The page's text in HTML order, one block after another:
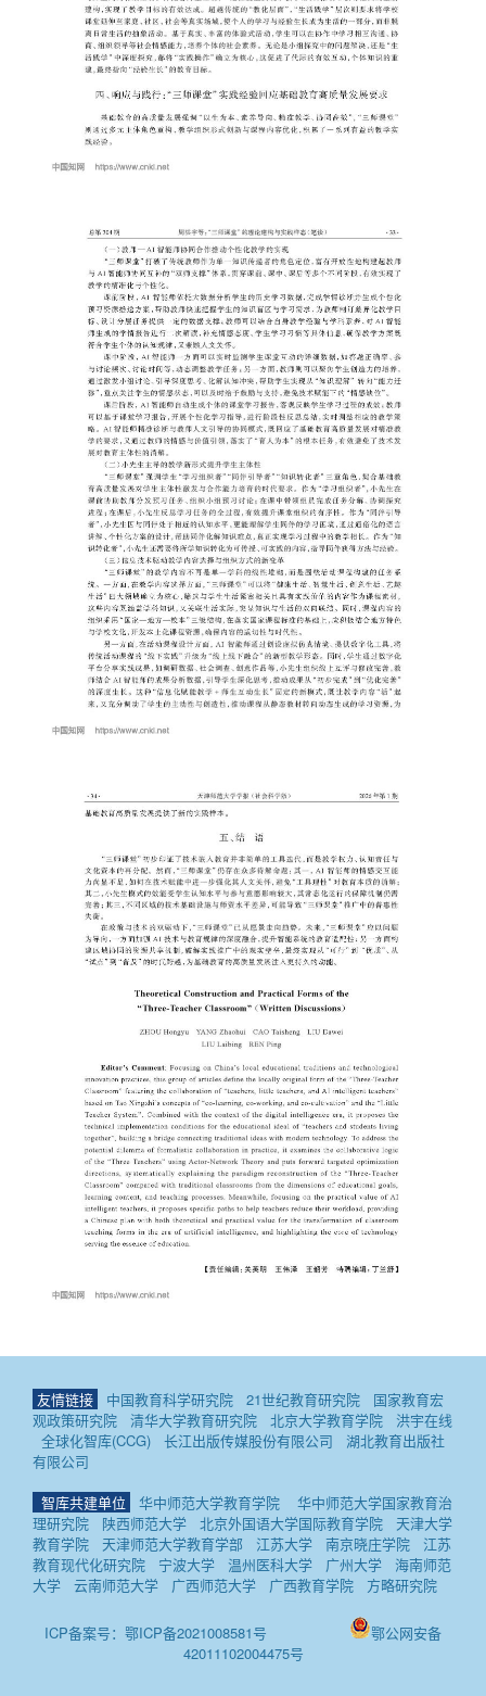
友情链接 中国教育科学研究院 21世纪教育研究院
国家教育宏
观政策研究院
清华大学教育研究院 北京大学教育学院
洪宇在线
全球化智库(CCG)
长江出版传媒股份有限公司
湖北教育出版社
有限公司
智库共建单位 华中师范大学教育学院
华中师范大学国家教育治
理研究院
陕西师范大学 北京外国语大学国际教育学院
天津大学
教育学院
天津师范大学教育学部 江苏大学 南京晓庄学院
江苏
教育现代化研究院
宁波大学 温州医科大学 广州大学
海南师范
大学
云南师范大学 广西师范大学 广西教育学院 方略研究院
ICP备案号：鄂ICP备2021008581号
鄂公网安备
42011102004475号